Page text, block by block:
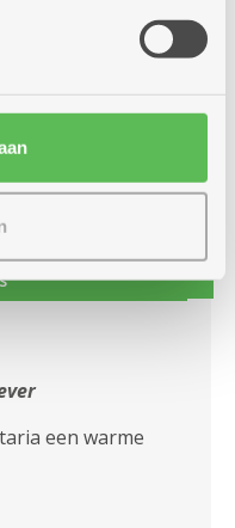
Meer info
-
een warme